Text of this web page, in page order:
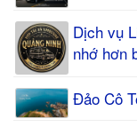
Dịch vụ
nhớ hơn
Đảo Cô